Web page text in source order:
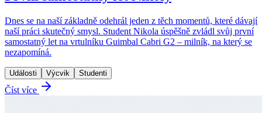
Dnes se na naší základně odehrál jeden z těch momentů, které dávají
naší práci skutečný smysl. Student Nikola úspěšně zvládl svůj první
samostatný let na vrtulníku Guimbal Cabri G2 – milník, na který se
nezapomíná.
Události Výcvik Studenti
Číst více